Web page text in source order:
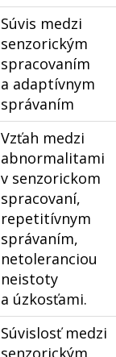
Súvis medzi
senzorickým
spracovaním
a adaptívnym
správaním
Vzťah medzi
abnormalitami
v senzorickom
spracovaní,
repetitívnym
správaním,
netoleranciou
neistoty
a úzkosťami.
Súvislosť medzi
senzorickým